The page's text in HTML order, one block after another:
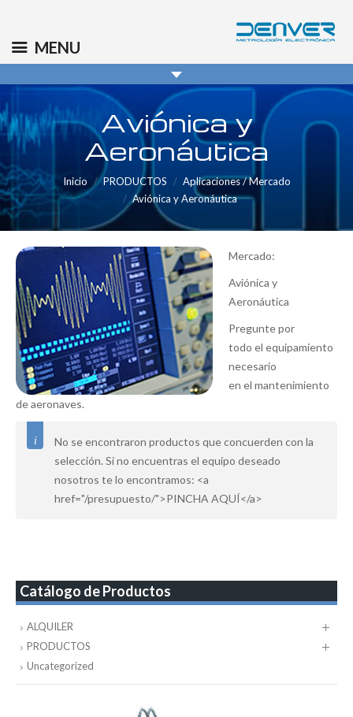
info@denver.es
Aviónica y
Aeronáutica
Inicio PRODUCTOS
Aplicaciones / Mercado
Aviónica y Aeronáutica
Mercado:
Aviónica y
Aeronáutica
Pregunte por
todo el equipamiento
necesario
en el mantenimiento
de aeronaves.
No se encontraron productos que concuerden con la
selección. Si no encuentras el equipo deseado
nosotros te lo encontramos: <a
href="/presupuesto/">PINCHA AQUÍ</a>
Catálogo de Productos
ALQUILER
PRODUCTOS
Uncategorized
MENU